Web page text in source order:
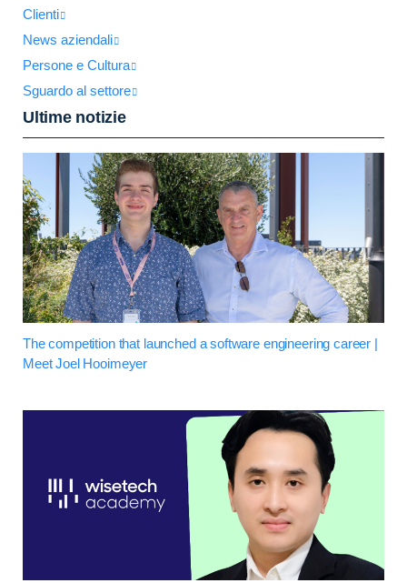
Clienti
News aziendali
Persone e Cultura
Sguardo al settore
Ultime notizie
The competition that launched a software engineering career |
Meet Joel Hooimeyer